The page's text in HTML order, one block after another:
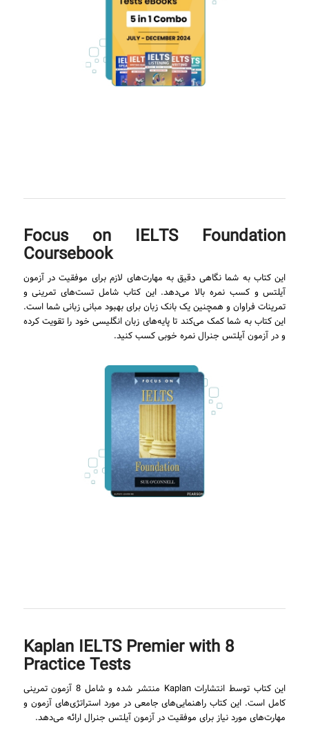
Focus on IELTS Foundation
Coursebook
این کتاب به شما نگاهی دقیق به مهارت‌های لازم برای موفقیت در آزمون
آیلتس و کسب نمره بالا می‌دهد. این کتاب شامل تست‌های تمرینی و
تمرینات فراوان و همچنین یک بانک زبان برای بهبود مبانی زبانی شما است.
این کتاب به شما کمک می‌کند تا پایه‌های زبان انگلیسی خود را تقویت کرده
و در آزمون آیلتس جنرال نمره خوبی کسب کنید.
Kaplan IELTS Premier with 8
Practice Tests
این کتاب توسط انتشارات Kaplan منتشر شده و شامل 8 آزمون تمرینی
کامل است. این کتاب راهنمایی‌های جامعی در مورد استراتژی‌های آزمون و
مهارت‌های مورد نیاز برای موفقیت در آزمون آیلتس جنرال ارائه می‌دهد.